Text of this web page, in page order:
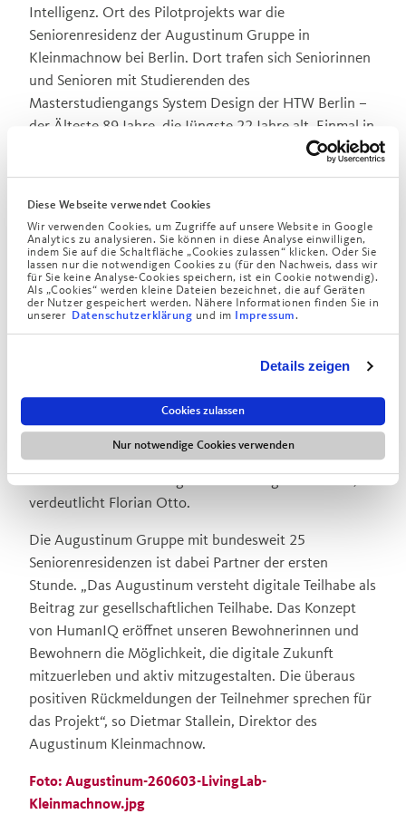
Diese Webseite verwendet Cookies
Wir verwenden Cookies, um Zugriffe auf unsere Website in Google
Analytics zu analysieren. Sie können in diese Analyse einwilligen,
indem Sie auf die Schaltfläche „Cookies zulassen“ klicken. Oder Sie
lassen nur die notwendigen Cookies zu (für den Nachweis, dass wir
für Sie keine Analyse-Cookies speichern, ist ein Cookie notwendig).
Als „Cookies“ werden kleine Dateien bezeichnet, die auf Geräten
der Nutzer gespeichert werden. Nähere Informationen finden Sie in
unserer Datenschutzerklärung und im Impressum.
Details zeigen
Cookies zulassen
Nur notwendige Cookies verwenden
Intelligenz. Ort des Pilotprojekts war die
Seniorenresidenz der Augustinum Gruppe in
Kleinmachnow bei Berlin. Dort trafen sich Seniorinnen
und Senioren mit Studierenden des
Masterstudiengangs System Design der HTW Berlin –
der Älteste 89 Jahre, die Jüngste 22 Jahre alt. Einmal in
Alltagsanwendungen. Apps und Tablets stellte das
Initiative der Stiftung Digitale Chancen und von O2
Telefónica.
Im Living-Lab-Ansatz von HumanIQ übernehmen
Studierende die Rolle von KI-Mentoren. Die
Seniorinnen und Senioren bringen ihre eigenen Fragen,
unmittelbar, wie generative KI-Anwendungen erklärt
ihrem Wissen und ihrer Erfahrung wird eingebunden in
die digitale Entwicklung, junge Studierende lernen mit
und von den Älteren. Die Senior:innen werden so zum
aktiven Nutzer und Mitgestalter altersgerechter KI“,
verdeutlicht Florian Otto.
Die Augustinum Gruppe mit bundesweit 25
Seniorenresidenzen ist dabei Partner der ersten
Stunde. „Das Augustinum versteht digitale Teilhabe als
Beitrag zur gesellschaftlichen Teilhabe. Das Konzept
von HumanIQ eröffnet unseren Bewohnerinnen und
Bewohnern die Möglichkeit, die digitale Zukunft
mitzuerleben und aktiv mitzugestalten. Die überaus
positiven Rückmeldungen der Teilnehmer sprechen für
das Projekt“, so Dietmar Stallein, Direktor des
Augustinum Kleinmachnow.
Foto: Augustinum-260603-LivingLab-
Kleinmachnow.jpg